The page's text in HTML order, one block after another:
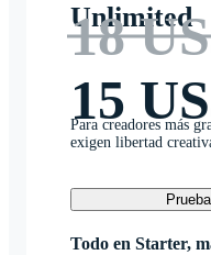
Unlimited
18
15
Para creadores más
exigen libertad
Todo en Starter,